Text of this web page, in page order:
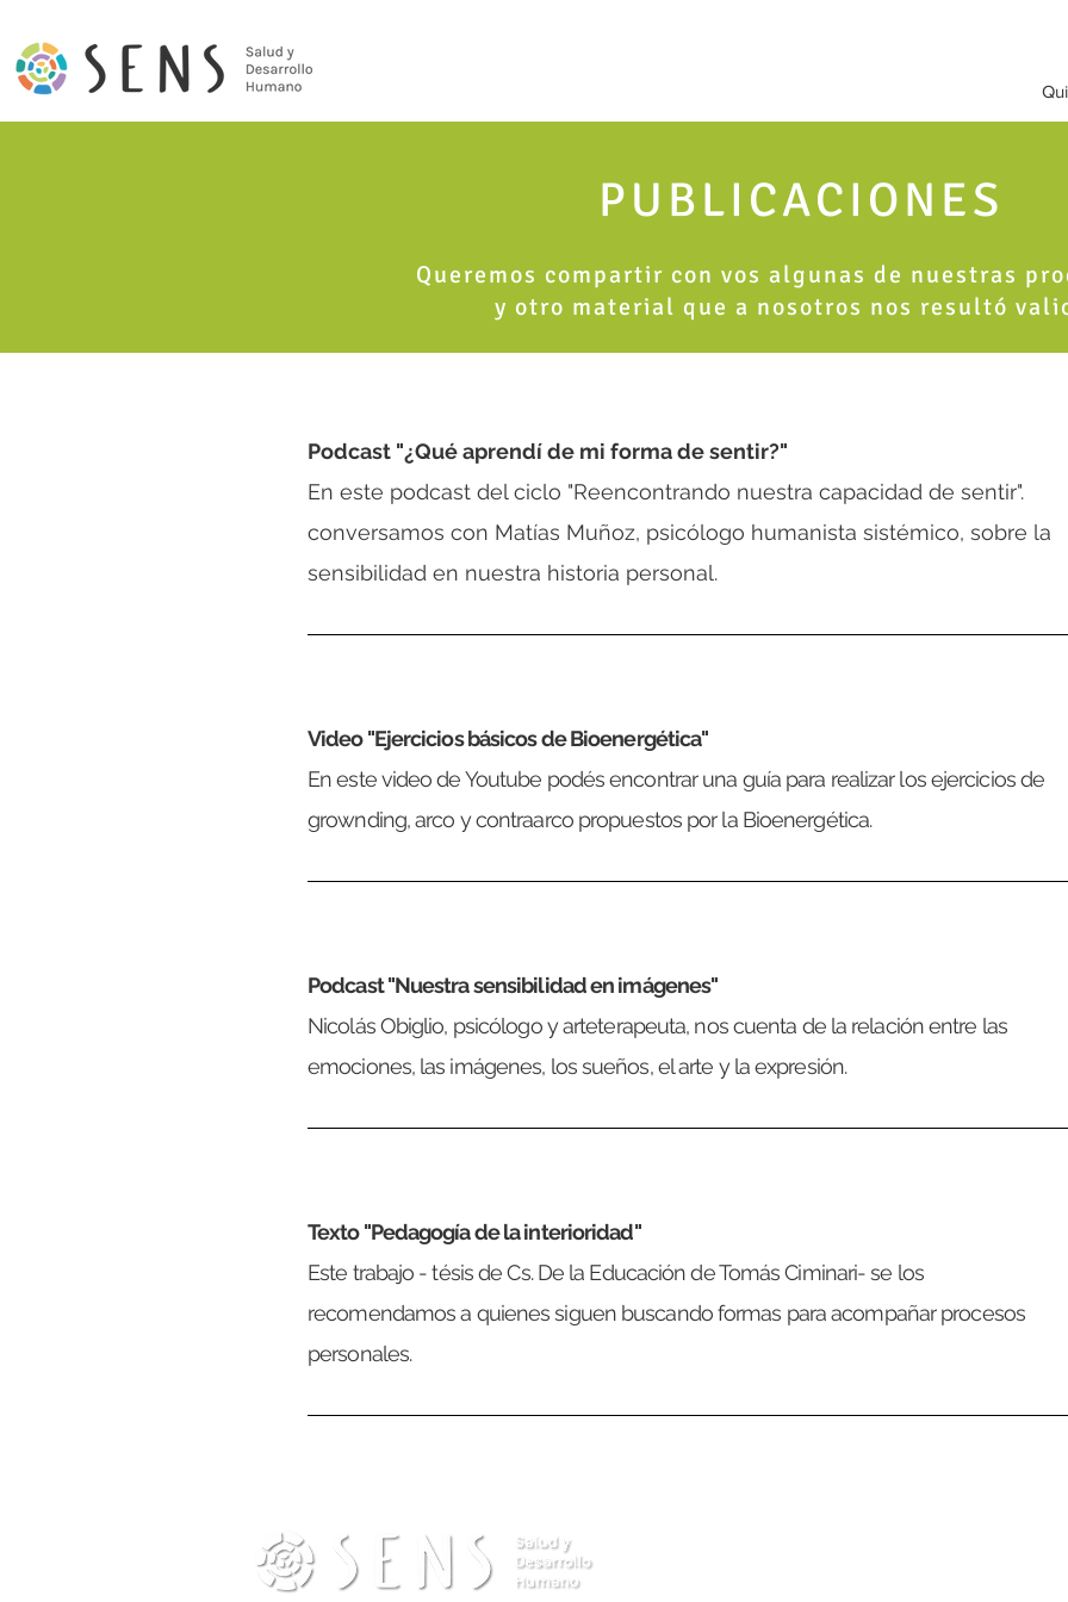
PUBLICACIONES
Queremos compartir con vos algunas de nuestras
y otro material que a nosotros nos resultó
Podcast "¿Qué aprendí de mi forma de sentir?"
En este podcast del ciclo "Reencontrando nuestra capacidad de sentir".
conversamos con Matías Muñoz, psicólogo humanista sistémico, sobre la
sensibilidad en nuestra historia personal.
Video "Ejercicios básicos de Bioenergética"
En este video de Youtube podés encontrar una guía para realizar los ejercicios de
grownding, arco y contraarco propuestos por la Bioenergética.
Podcast "Nuestra sensibilidad en imágenes"
Nicolás Obiglio, psicólogo y arteterapeuta, nos cuenta de la relación entre las
emociones, las imágenes, los sueños, el arte y la expresión.
Texto "Pedagogía de la interioridad"
Este trabajo - tésis de Cs. De la Educación de Tomás Ciminari- se los
recomendamos a quienes siguen buscando formas para acompañar procesos
personales.